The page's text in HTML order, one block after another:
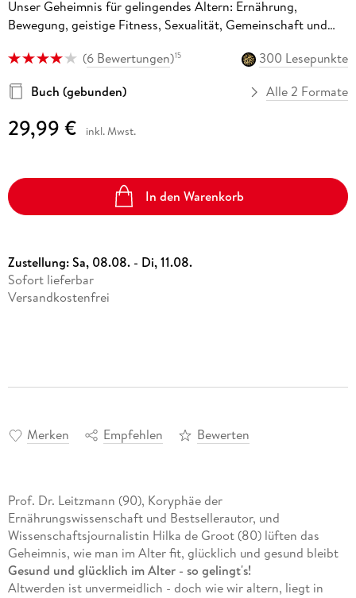
Unser Geheimnis für gelingendes Altern: Ernährung,
Bewegung, geistige Fitness, Sexualität, Gemeinschaft und
(6 Bewertungen)15
300 Lesepunkte
Buch (gebunden)
Alle 2 Formate
29,99 € inkl. Mwst.
In den Warenkorb
Zustellung:Sa, 08.08. - Di, 11.08.
Sofort lieferbar
Versandkostenfrei
Merken Empfehlen Bewerten
Prof. Dr. Leitzmann (90), Koryphäe der
Ernährungswissenschaft und Bestsellerautor, und
Wissenschaftsjournalistin Hilka de Groot (80) lüften das
Geheimnis, wie man im Alter fit, glücklich und gesund bleibt
Gesund und glücklich im Alter - so gelingt's!
Altwerden ist unvermeidlich - doch wie wir altern, liegt in